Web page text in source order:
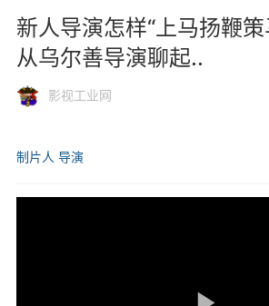
新人导演怎样“上马扬鞭策
从乌尔善导演聊起..
影视工业网
制片人 导演